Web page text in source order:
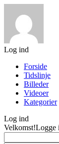
Log ind
Forside
Tidslinje
Billeder
Videoer
Kategorier
Log ind
Velkomst!Logge